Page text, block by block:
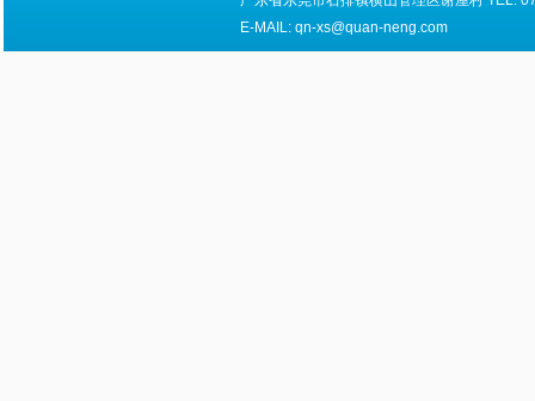
E-MAIL: qn-xs@quan-neng.com